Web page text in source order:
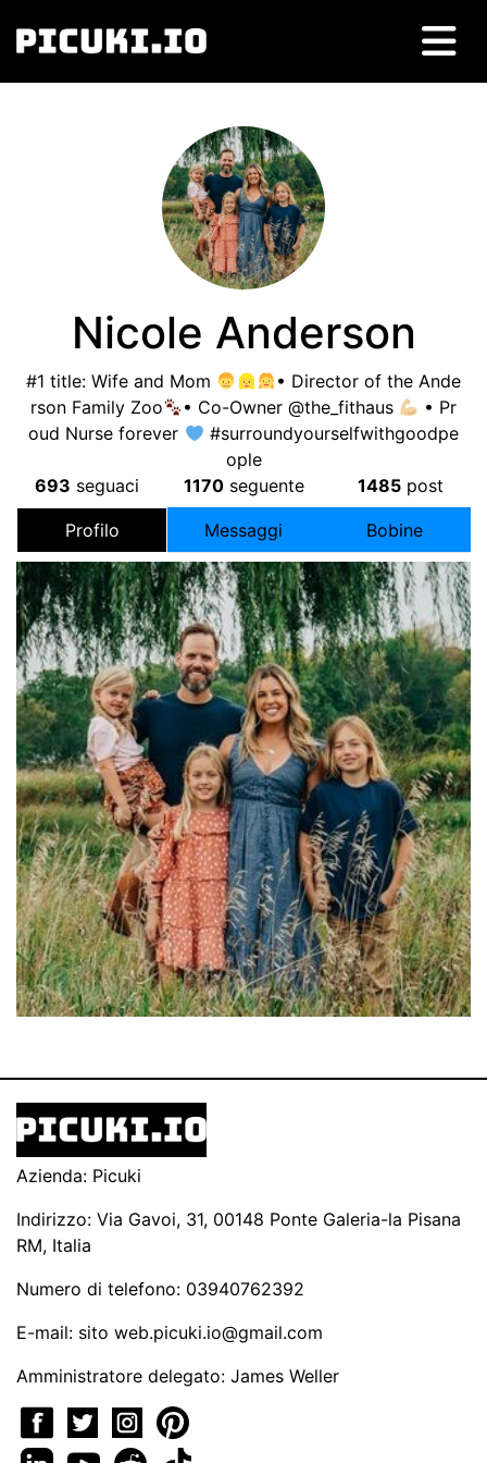
Nicole Anderson
#1title:Wife and Mom
• Director of the Ande
rson Family Zoo
• Co-Owner @the_fithaus
• Pr
oud Nurse forever
#surroundyourselfwithgoodpe
ople
693 seguaci 1170seguente 1485post
Profilo Messaggi Bobine
Azienda: Picuki
Indirizzo: Via Gavoi, 31, 00148 Ponte Galeria-la Pisana
RM, Italia
Numero di telefono: 03940762392
E-mail: sito web.picuki.io@gmail.com
Amministratore delegato: James Weller